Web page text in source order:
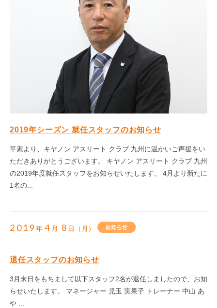
2019年シーズン 就任スタッフのお知らせ
平素より、キヤノン アスリート クラブ 九州に温かいご声援をい
ただきありがとうございます。 キヤノン アスリート クラブ 九州
の2019年度就任スタッフをお知らせいたします。 4月より新たに
1名の...
2019年4 月 8 日（月）
退任スタッフのお知らせ
3月末日をもちまして以下スタッフ2名が退任しましたので、お知
らせいたします。 マネージャー 児玉 実果子 トレーナー 中山 あ
や ...